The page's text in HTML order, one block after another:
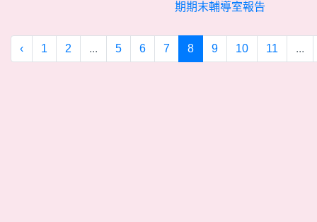
期期末輔導室報告
‹ 1 2 ... 5 6 7 8 9 10 11 ...